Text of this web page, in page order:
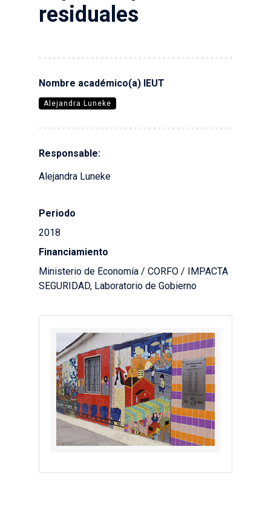
residuales
Nombre académico(a) IEUT
Alejandra Luneke
Responsable:
Alejandra Luneke
Periodo
2018
Financiamiento
Ministerio de Economía / CORFO / IMPACTA
SEGURIDAD, Laboratorio de Gobierno